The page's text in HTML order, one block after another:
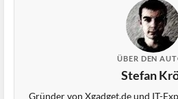
ÜBER DEN
Stefan
Gründer von Xgadget.de und IT-